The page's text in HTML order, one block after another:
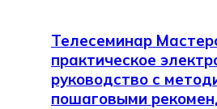
Телесеминар
практическое
руководство с
пошаговыми